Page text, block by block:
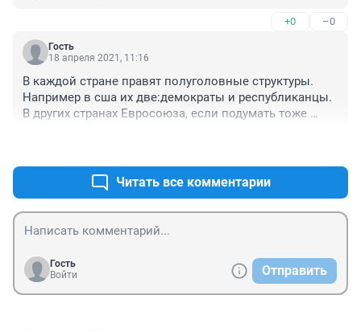
+0 –0
Гость
18 апреля 2021, 11:16
В каждой стране правят полуголовные структуры.
Например в сша их две:демократы и республиканцы.
В других странах Евросоюза, если подумать тоже
Читать все комментарии
Гость
Войти
Отправить